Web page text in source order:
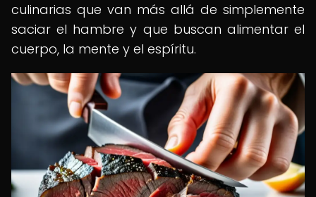
culinarias que van más allá de simplemente
saciar el hambre y que buscan alimentar el
cuerpo, la mente y el espíritu.